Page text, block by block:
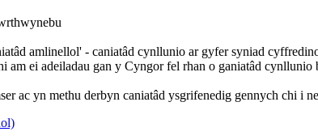
amlinellol' - caniatâd cynllunio ar gyfer syniad
ei adeiladau gan y Cyngor fel rhan o ganiatâd
ac yn methu derbyn caniatâd ysgrifenedig gennych chi i